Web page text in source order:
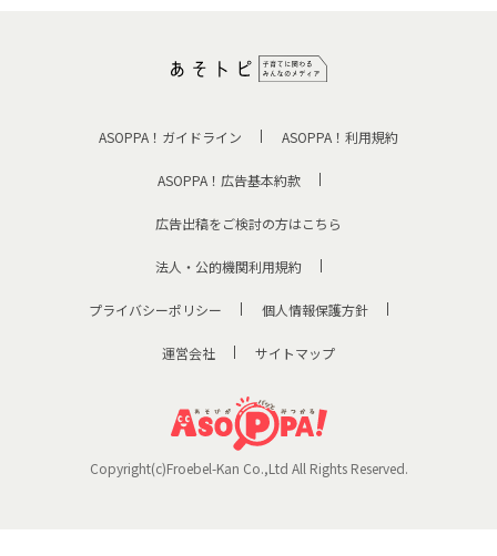
ASOPPA！ガイドライン ASOPPA！利用規約
ASOPPA！広告基本約款
広告出稿をご検討の方はこちら
法人・公的機関利用規約
プライバシーポリシー 個人情報保護方針
運営会社 サイトマップ
Copyright(c)Froebel-Kan Co.,Ltd All Rights Reserved.